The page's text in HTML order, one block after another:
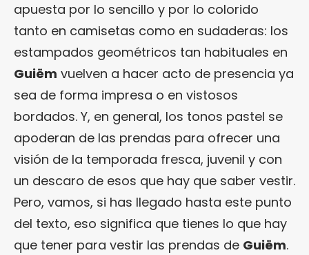
apuesta por lo sencillo y por lo colorido
tanto en camisetas como en sudaderas: los
estampados geométricos tan habituales en
Guiëm vuelven a hacer acto de presencia ya
sea de forma impresa o en vistosos
bordados. Y, en general, los tonos pastel se
apoderan de las prendas para ofrecer una
visión de la temporada fresca, juvenil y con
un descaro de esos que hay que saber vestir.
Pero, vamos, si has llegado hasta este punto
del texto, eso significa que tienes lo que hay
que tener para vestir las prendas de Guiëm.